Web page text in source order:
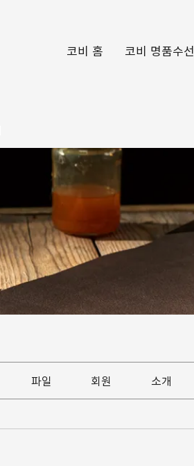
코비 홈 코비 명품수선
파일 회원 소개